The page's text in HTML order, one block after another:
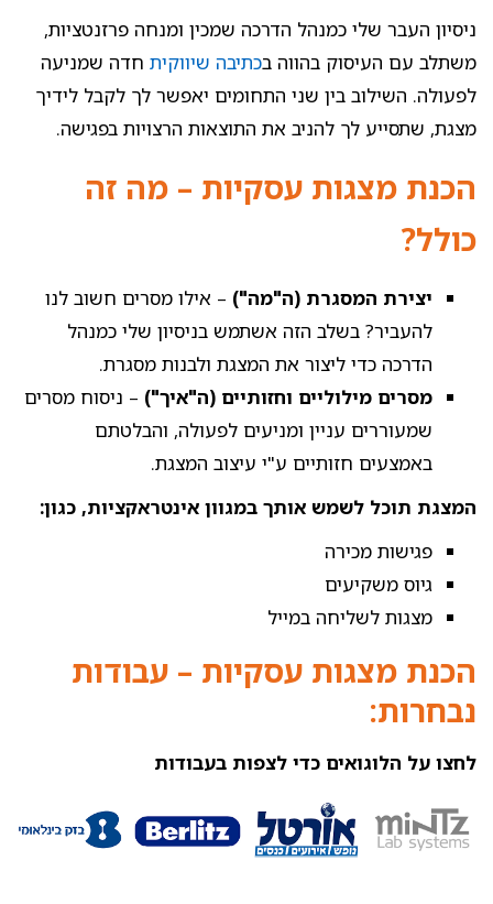
ניסיון העבר שלי כמנהל הדרכה שמכין ומנחה פרזנטציות,
משתלב עם העיסוק בהווה בכתיבה שיווקית חדה שמניעה
לפעולה. השילוב בין שני התחומים יאפשר לך לקבל לידיך
מצגת, שתסייע לך להניב את התוצאות הרצויות בפגישה.
הכנת מצגות עסקיות – מה זה
כולל?
יצירת המסגרת (ה"מה") – אילו מסרים חשוב לנו
להעביר? בשלב הזה אשתמש בניסיון שלי כמנהל
הדרכה כדי ליצור את המצגת ולבנות מסגרת.
מסרים מילוליים וחזותיים (ה"איך") – ניסוח מסרים
שמעוררים עניין ומניעים לפעולה, והבלטתם
באמצעים חזותיים ע"י עיצוב המצגת.
המצגת תוכל לשמש אותך במגוון אינטראקציות, כגון:
פגישות מכירה
גיוס משקיעים
מצגות לשליחה במייל
הכנת מצגות עסקיות – עבודות
נבחרות:
לחצו על הלוגואים כדי לצפות בעבודות